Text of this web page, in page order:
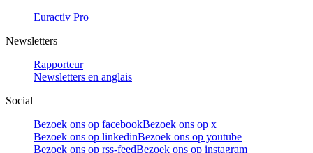
Euractiv Pro
Newsletters
Rapporteur
Newsletters en anglais
Social
Bezoek ons op facebookBezoek ons op x
Bezoek ons op linkedinBezoek ons op youtube
Bezoek ons op rss-feedBezoek ons op instagram